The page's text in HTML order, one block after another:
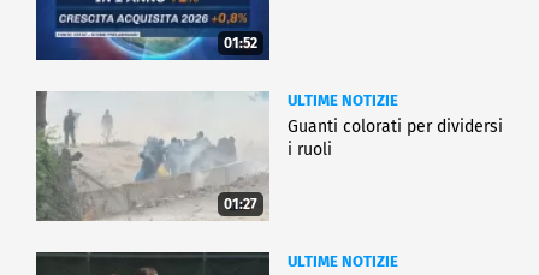
01:52
01:27
ULTIME NOTIZIE
Guanti colorati per dividersi
i ruoli
ULTIME NOTIZIE